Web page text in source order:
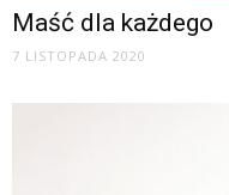
Maść dla każdego
7 LISTOPADA 2020